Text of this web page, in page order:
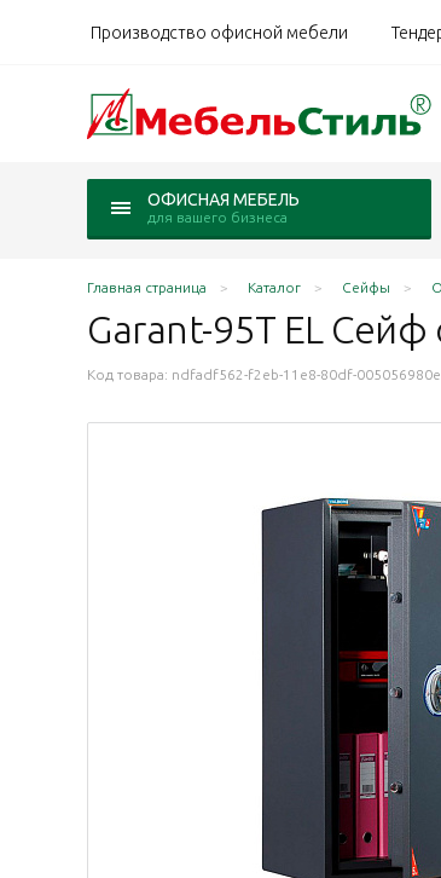
Производство офисной мебели
ОФИСНАЯ МЕБЕЛЬ
для вашего бизнеса
Главная страница Каталог Сейфы
Garant-95T EL Сейф
Код товара: ndfadf562-f2eb-11e8-80df-